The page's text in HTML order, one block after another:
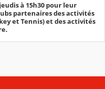
à 15h30 pour leur
partenaires des activités
et Tennis) et des activités